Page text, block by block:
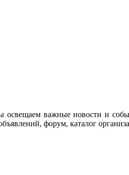
важные новости и
форум, каталог